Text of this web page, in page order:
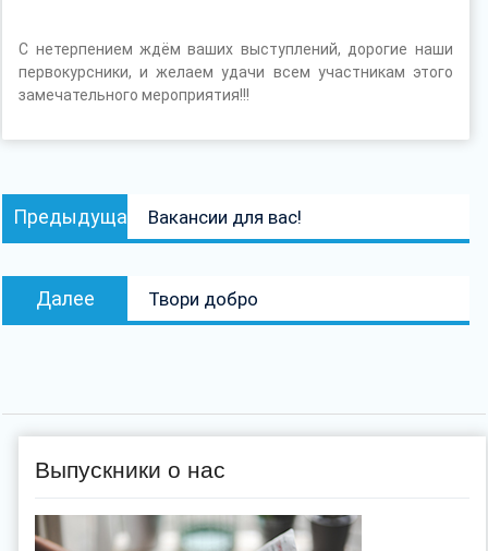
С нетерпением ждём ваших выступлений, дорогие наши
первокурсники, и желаем удачи всем участникам этого
замечательного мероприятия!!!
Навигация
по
Предыдущая
запись:
Вакансии для вас!
Далее
Следующая
запись:
Твори добро
Выпускники о нас